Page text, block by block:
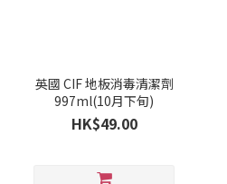
英國 CIF 地板消毒清潔劑
997ml(10月下旬)
HK$49.00